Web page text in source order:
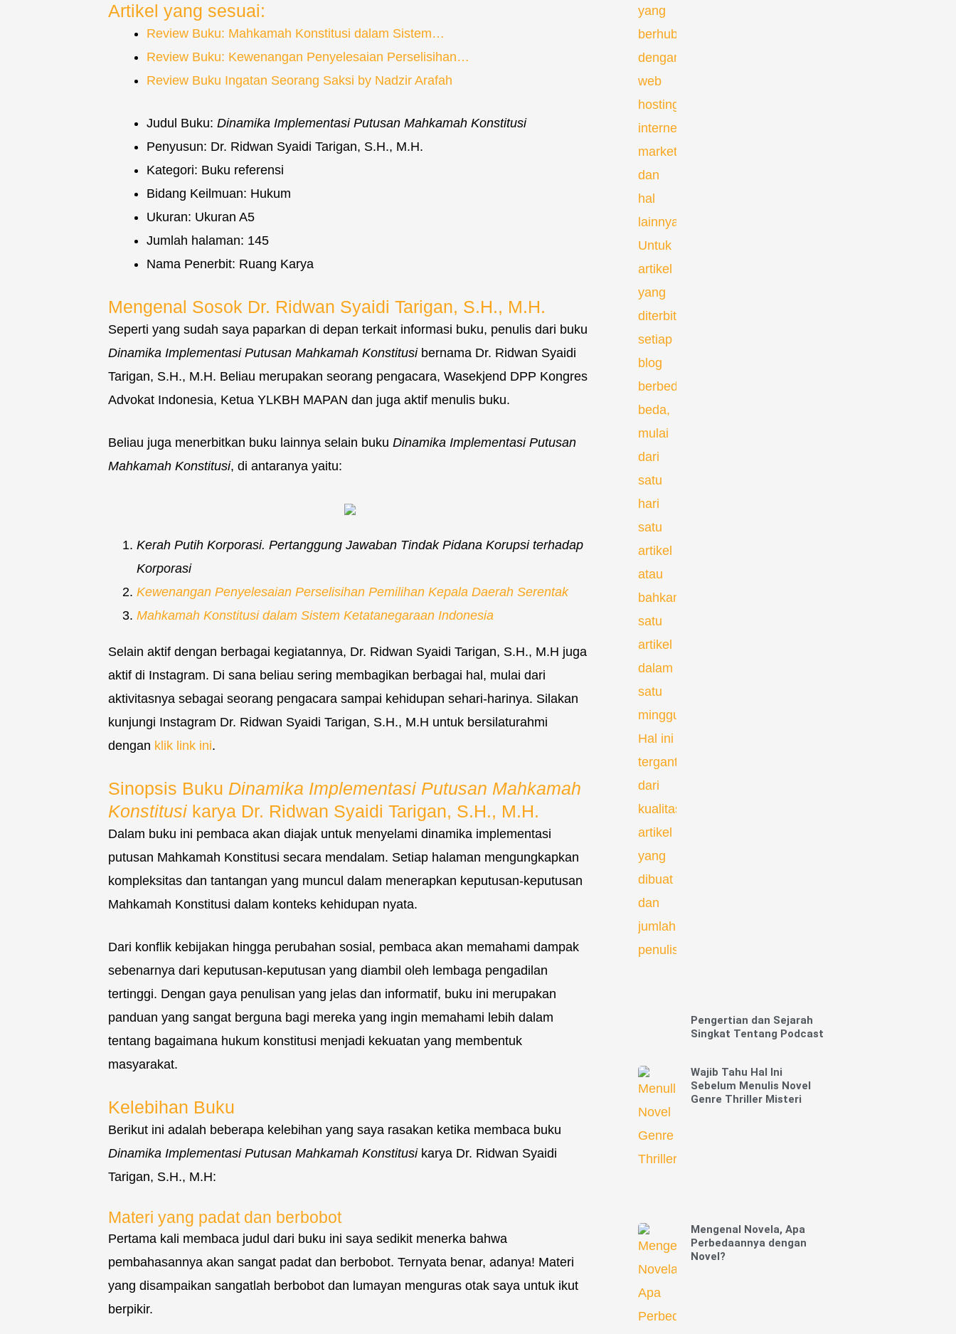
Artikel yang sesuai:
Review Buku: Mahkamah Konstitusi dalam Sistem…
Review Buku: Kewenangan Penyelesaian Perselisihan…
Review Buku Ingatan Seorang Saksi by Nadzir Arafah
Judul Buku: Dinamika Implementasi Putusan Mahkamah Konstitusi
Penyusun: Dr. Ridwan Syaidi Tarigan, S.H., M.H.
Kategori: Buku referensi
Bidang Keilmuan: Hukum
Ukuran: Ukuran A5
Jumlah halaman: 145
Nama Penerbit: Ruang Karya
Mengenal Sosok Dr. Ridwan Syaidi Tarigan, S.H., M.H.
Seperti yang sudah saya paparkan di depan terkait informasi buku, penulis dari buku
Dinamika Implementasi Putusan Mahkamah Konstitusibernama Dr. Ridwan Syaidi
Tarigan, S.H., M.H. Beliau merupakan seorang pengacara, Wasekjend DPP Kongres
Advokat Indonesia, Ketua YLKBH MAPAN dan juga aktif menulis buku.
Beliau juga menerbitkan buku lainnya selain buku Dinamika Implementasi Putusan
Mahkamah Konstitusi, di antaranya yaitu:
Kerah Putih Korporasi. Pertanggung Jawaban Tindak Pidana Korupsi terhadap
Korporasi
Kewenangan Penyelesaian Perselisihan Pemilihan Kepala Daerah Serentak
Mahkamah Konstitusi dalam Sistem Ketatanegaraan Indonesia
Selain aktif dengan berbagai kegiatannya, Dr. Ridwan Syaidi Tarigan, S.H., M.H juga
aktif di Instagram. Di sana beliau sering membagikan berbagai hal, mulai dari
aktivitasnya sebagai seorang pengacara sampai kehidupan sehari-harinya. Silakan
kunjungi Instagram Dr. Ridwan Syaidi Tarigan, S.H., M.H untuk bersilaturahmi
dengan klik link ini.
Sinopsis Buku Dinamika Implementasi Putusan Mahkamah
Konstitusi karya Dr. Ridwan Syaidi Tarigan, S.H., M.H.
Dalam buku ini pembaca akan diajak untuk menyelami dinamika implementasi
putusan Mahkamah Konstitusi secara mendalam. Setiap halaman mengungkapkan
kompleksitas dan tantangan yang muncul dalam menerapkan keputusan-keputusan
Mahkamah Konstitusi dalam konteks kehidupan nyata.
Dari konflik kebijakan hingga perubahan sosial, pembaca akan memahami dampak
sebenarnya dari keputusan-keputusan yang diambil oleh lembaga pengadilan
tertinggi. Dengan gaya penulisan yang jelas dan informatif, buku ini merupakan
panduan yang sangat berguna bagi mereka yang ingin memahami lebih dalam
tentang bagaimana hukum konstitusi menjadi kekuatan yang membentuk
masyarakat.
Kelebihan Buku
Berikut ini adalah beberapa kelebihan yang saya rasakan ketika membaca buku
Dinamika Implementasi Putusan Mahkamah Konstitusikarya Dr. Ridwan Syaidi
Tarigan, S.H., M.H:
Materi yang padat dan berbobot
Pertama kali membaca judul dari buku ini saya sedikit menerka bahwa
pembahasannya akan sangat padat dan berbobot. Ternyata benar, adanya! Materi
yang disampaikan sangatlah berbobot dan lumayan menguras otak saya untuk ikut
berpikir.
Pengertian dan Sejarah
Singkat Tentang Podcast
Wajib Tahu Hal Ini
Sebelum Menulis Novel
Genre Thriller Misteri
Mengenal Novela, Apa
Perbedaannya dengan
Novel?